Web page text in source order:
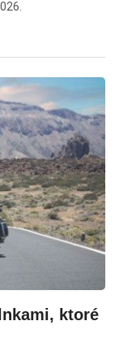
ktoré